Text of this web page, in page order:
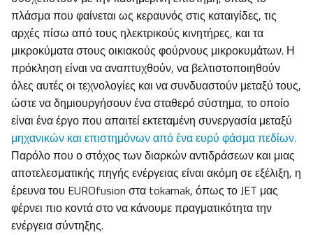
πλάσμα που φαίνεται ως κεραυνός στις καταιγίδες, τις
αρχές πίσω από τους ηλεκτρικούς κινητήρες, και τα
μικροκύματα στους οικιακούς φούρνους μικροκυμάτων. Η
πρόκληση είναι να αναπτυχθούν, να βελτιστοποιηθούν
όλες αυτές οι τεχνολογίες και να συνδυαστούν μεταξύ τους,
ώστε να δημιουργήσουν ένα σταθερό σύστημα, το οποίο
είναι ένα έργο που απαιτεί εκτεταμένη συνεργασία μεταξύ
μηχανικών και επιστημόνων από ένα ευρύ φάσμα πεδίων.
Παρόλο που ο στόχος των διαρκών αντιδράσεων και μιας
αποτελεσματικής πηγής ενέργειας είναι ακόμη σε εξέλιξη, η
έρευνα του EUROfusion στα tokamak, όπως το JET μας
φέρνει πιο κοντά στο να κάνουμε πραγματικότητα την
ενέργεια σύντηξης.